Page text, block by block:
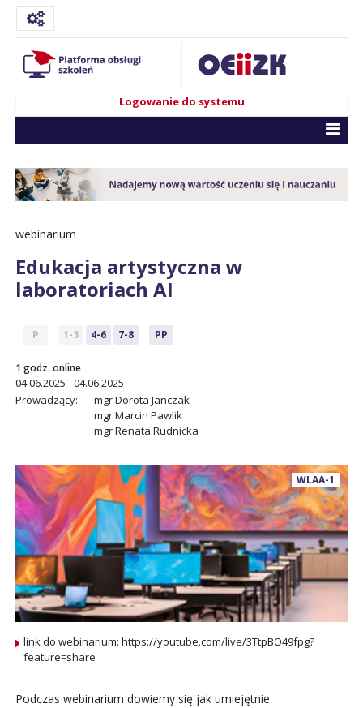
Logowanie do systemu
webinarium
Edukacja artystyczna w
laboratoriach AI
P 1-3 4-6 7-8 PP
1 godz. online
04.06.2025 - 04.06.2025
Prowadzący:
mgr Dorota Janczak
mgr Marcin Pawlik
mgr Renata Rudnicka
WLAA-1
link do webinarium: https://youtube.com/live/3TtpBO49fpg?
feature=share
Podczas webinarium dowiemy się jak umiejętnie